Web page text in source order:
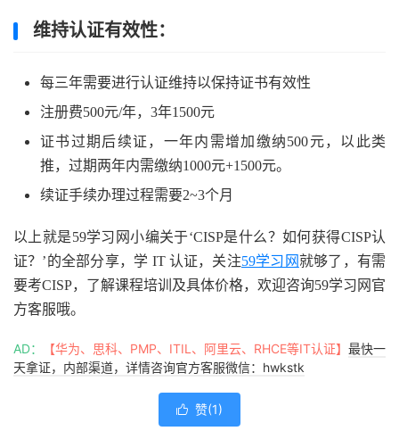
维持认证有效性：
每三年需要进行认证维持以保持证书有效性
注册费500元/年，3年1500元
证书过期后续证，一年内需增加缴纳500元，以此类
推，过期两年内需缴纳1000元+1500元。
续证手续办理过程需要2~3个月
以上就是59学习网小编关于‘CISP是什么？如何获得CISP认
证？’的全部分享，学 IT 认证，关注59学习网就够了，有需
要考CISP，了解课程培训及具体价格，欢迎咨询59学习网官
方客服哦。
AD： 【华为、思科、PMP、ITIL、阿里云、RHCE等IT认证】 最快一
天拿证，内部渠道，详情咨询官方客服微信：hwkstk
 赞(1)